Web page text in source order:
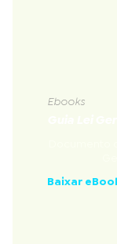
Ebooks
Baixar